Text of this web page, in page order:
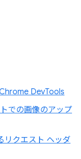
DevTools
での画像のアップ
リクエスト ヘッダ